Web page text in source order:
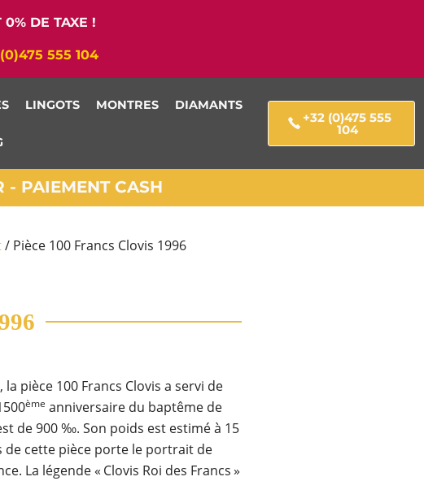
0% DE TAXE !
555 104
LINGOTS MONTRES DIAMANTS
+32 (0)475 555
104
- PAIEMENT CASH
/ Pièce 100 Francs Clovis 1996
pièce 100 Francs Clovis a servi de
ème anniversaire du baptême de
de 900 ‰. Son poids est estimé à 15
de cette pièce porte le portrait de
La légende « Clovis Roi des Francs »